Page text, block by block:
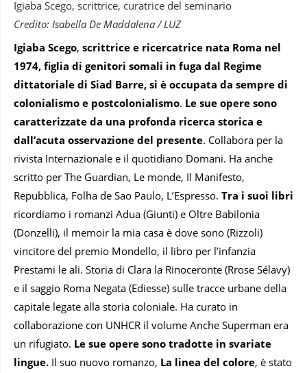
Igiaba Scego, scrittrice, curatrice del seminario
Credito: Isabella De Maddalena / LUZ
Igiaba Scego, scrittrice e ricercatrice nata Roma nel
1974, figlia di genitori somali in fuga dal Regime
dittatoriale di Siad Barre, si è occupata da sempre di
colonialismo e postcolonialismo. Le sue opere sono
caratterizzate da una profonda ricerca storica e
dall’acuta osservazione del presente. Collabora per la
rivista Internazionale e il quotidiano Domani. Ha anche
scritto per The Guardian, Le monde, Il Manifesto,
Repubblica, Folha de Sao Paulo, L’Espresso. Tra i suoi libri
ricordiamo i romanzi Adua (Giunti) e Oltre Babilonia
(Donzelli), il memoir la mia casa è dove sono (Rizzoli)
vincitore del premio Mondello, il libro per l’infanzia
Prestami le ali. Storia di Clara la Rinoceronte (Rrose Sélavy)
e il saggio Roma Negata (Ediesse) sulle tracce urbane della
capitale legate alla storia coloniale. Ha curato in
collaborazione con UNHCR il volume Anche Superman era
un rifugiato. Le sue opere sono tradotte in svariate
lingue. Il suo nuovo romanzo, La linea del colore, è stato